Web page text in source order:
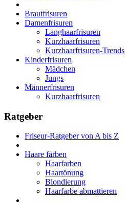
Brautfrisuren
Damenfrisuren
Langhaarfrisuren
Kurzhaarfrisuren
Kurzhaarfrisuren-Trends
Kinderfrisuren
Mädchen
Jungs
Männerfrisuren
Kurzhaarfrisuren
Ratgeber
Friseur-Ratgeber von A bis Z
Haare färben
Haarfarben
Haartönung
Blondierung
Haarfarbe abmattieren